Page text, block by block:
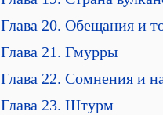
Глава 20. Обещания и
Глава 21. Гмурры
Глава 22. Сомнения и
Глава 23. Штурм